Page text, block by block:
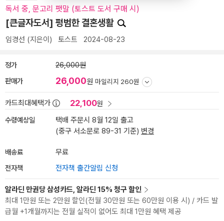
독서 중, 문고리 팻말 (토스트 도서 구매 시)
[큰글자도서] 평범한 결혼생활
임경선 (지은이) 토스트 2024-08-23
정가 26,000원
판매가 26,000원 마일리지 260원
카드최대혜택가 22,100원
수령예상일
택배 주문시 8월 12일 출고
(중구 서소문로 89-31 기준) 변경
배송료 무료
전자책 전자책 출간알림 신청
알라딘 만권당 삼성카드, 알라딘 15% 청구 할인
최대 1만원 또는 2만원 할인(전월 30만원 또는 60만원 이용 시) / 카드 발
급월 +1개월까지는 전월 실적이 없어도 최대 1만원 혜택 제공